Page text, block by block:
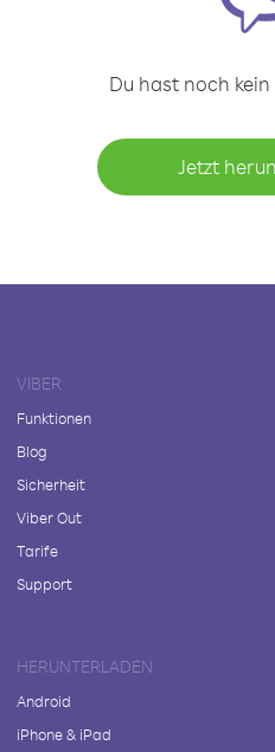
Du hast noch
Jetzt
VIBER
Funktionen
Blog
Sicherheit
Viber Out
Tarife
Support
HERUNTERLADEN
Android
iPhone & iPad